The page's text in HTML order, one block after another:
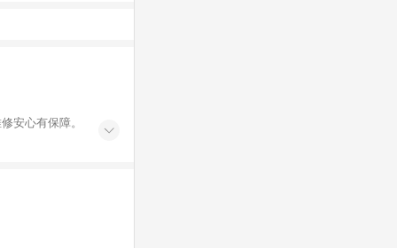
安心有保障。